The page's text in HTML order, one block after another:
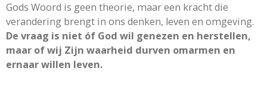
Gods Woord is geen theorie, maar een kracht die
verandering brengt in ons denken, leven en omgeving.
De vraag is niet óf God wil genezen en herstellen,
maar of wij Zijn waarheid durven omarmen en
ernaar willen leven.